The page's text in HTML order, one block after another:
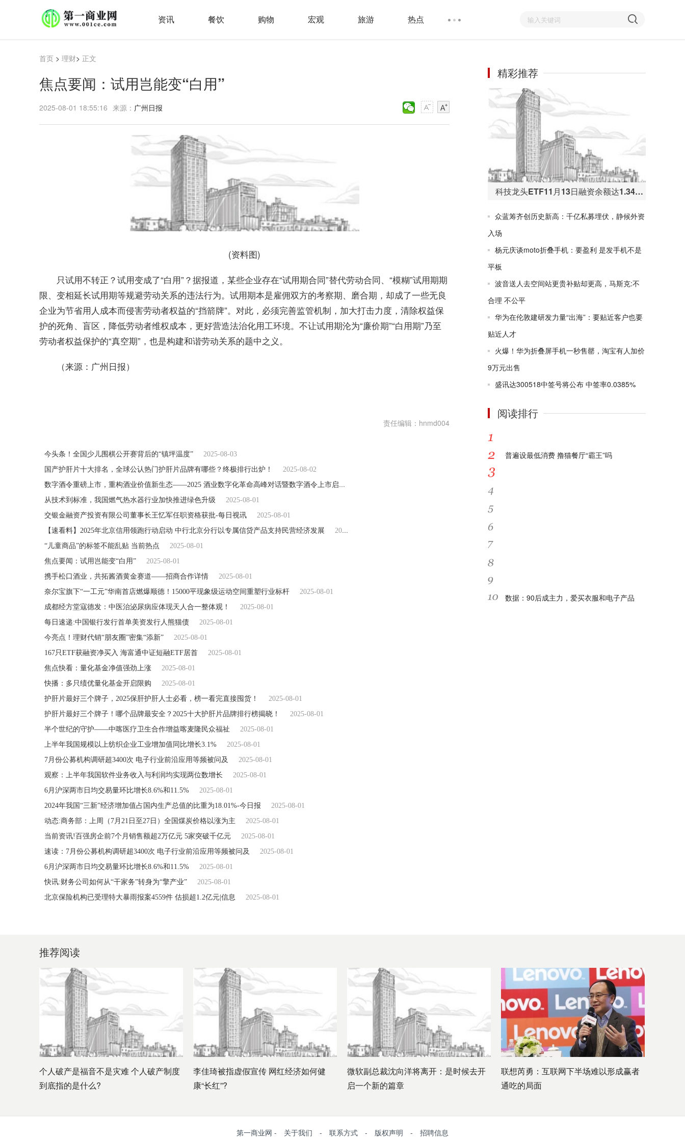
资讯 餐饮 购物 宏观 旅游 热点
首页 > 理财> 正文
焦点要闻：试用岂能变“白用”
2025-08-01 18:55:16 来源： 广州日报
(资料图)
只试用不转正？试用变成了“白用”？据报道，某些企业存在“试用期合同”替代劳动合同、“模糊”试用期期
限、变相延长试用期等规避劳动关系的违法行为。试用期本是雇佣双方的考察期、磨合期，却成了一些无良
企业为节省用人成本而侵害劳动者权益的“挡箭牌”。对此，必须完善监管机制，加大打击力度，清除权益保
护的死角、盲区，降低劳动者维权成本，更好营造法治化用工环境。不让试用期沦为“廉价期”“白用期”乃至
劳动者权益保护的“真空期”，也是构建和谐劳动关系的题中之义。
（来源：广州日报）
责任编辑：hnmd004
今头条！全国少儿围棋公开赛背后的“镇坪温度”
2025-08-03
国产护肝片十大排名，全球公认热门护肝片品牌有哪些？终极排行出炉！
2025-08-02
数字酒令重磅上市，重构酒业价值新生态——2025 酒业数字化革命高峰对话暨数字酒令上市启动会圆满落幕
从技术到标准，我国燃气热水器行业加快推进绿色升级
2025-08-01
交银金融资产投资有限公司董事长王忆军任职资格获批-每日视讯
2025-08-01
【速看料】2025年北京信用领跑行动启动 中行北京分行以专属信贷产品支持民营经济发展​
2025-08-01
“儿童商品”的标签不能乱贴 当前热点
2025-08-01
焦点要闻：试用岂能变“白用”
2025-08-01
携手松口酒业，共拓酱酒黄金赛道——招商合作详情
2025-08-01
奈尔宝旗下“一工元”华南首店燃爆顺德！15000平现象级运动空间重塑行业标杆
2025-08-01
成都经方堂寇德发：中医治泌尿病应体现天人合一整体观！
2025-08-01
每日速递:中国银行发行首单美资发行人熊猫债
2025-08-01
今亮点！理财代销“朋友圈”密集“添新”
2025-08-01
167只ETF获融资净买入 海富通中证短融ETF居首
2025-08-01
焦点快看：量化基金净值强劲上涨
2025-08-01
快播：多只绩优量化基金开启限购
2025-08-01
护肝片最好三个牌子，2025保肝护肝人士必看，榜一看完直接囤货！
2025-08-01
护肝片最好三个牌子！哪个品牌最安全？2025十大护肝片品牌排行榜揭晓！
2025-08-01
半个世纪的守护——中喀医疗卫生合作增益喀麦隆民众福祉
2025-08-01
上半年我国规模以上纺织企业工业增加值同比增长3.1%
2025-08-01
7月份公募机构调研超3400次 电子行业前沿应用等频被问及
2025-08-01
观察：上半年我国软件业务收入与利润均实现两位数增长
2025-08-01
6月沪深两市日均交易量环比增长8.6%和11.5%
2025-08-01
2024年我国“三新”经济增加值占国内生产总值的比重为18.01%-今日报
2025-08-01
动态:商务部：上周（7月21日至27日）全国煤炭价格以涨为主
2025-08-01
当前资讯!百强房企前7个月销售额超2万亿元 5家突破千亿元
2025-08-01
速读：7月份公募机构调研超3400次 电子行业前沿应用等频被问及
2025-08-01
6月沪深两市日均交易量环比增长8.6%和11.5%
2025-08-01
快讯:财务公司如何从“干家务”转身为“擎产业”
2025-08-01
北京保险机构已受理特大暴雨报案4559件 估损超1.2亿元|信息
2025-08-01
精彩推荐
科技龙头ETF11月13日融资余额达1.34亿元 再创历史新高
众蓝筹齐创历史新高：千亿私募埋伏，静候外资
入场
杨元庆谈moto折叠手机：要盈利 是发手机不是
平板
波音送人去空间站更贵补贴却更高，马斯克:不
合理 不公平
华为在伦敦建研发力量“出海”：要贴近客户也要
贴近人才
火爆！华为折叠屏手机一秒售罄，淘宝有人加价
9万元出售
盛讯达300518中签号将公布 中签率0.0385%
阅读排行
个人破产是福音不是灾难 个人破产制度到底指的
是什么?
普遍设最低消费 撸猫餐厅“霸王”吗
成功人士那么有钱了，为何还要那么拼，真的对
钱那么看重？
李佳琦被指虚假宣传 网红经济如何健康“长红”?
忍不住“买买买”？“剁手”之外，还可以这样做小额
理财
法定数字货币李鬼横行 央行三度辟谣透露多重信
息
沪深300ETF期权获准上市 期权对ETF发展影响
深远
10月银行理财市场分析报告：苏州银行理财收益
率进入TOP20
大学生跟风“炒鞋” 340万打水漂 “炒鞋”有风险该
数据：90后成主力，爱买衣服和电子产品
推荐阅读
个人破产是福音不是灾难 个人破产制度
到底指的是什么?
李佳琦被指虚假宣传 网红经济如何健
康“长红”?
微软副总裁沈向洋将离开：是时候去开
启一个新的篇章
联想芮勇：互联网下半场难以形成赢者
通吃的局面
第一商业网 - 关于我们 - 联系方式 - 版权声明 - 招聘信息